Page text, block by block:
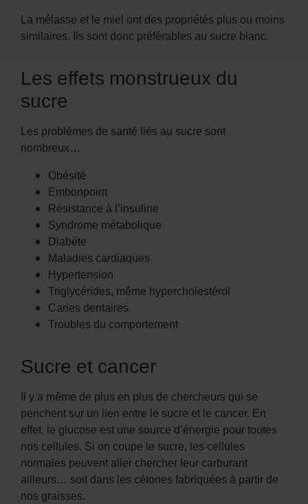
La mélasse et le miel ont des propriétés plus ou moins
similaires. Ils sont donc préférables au sucre blanc.
Les effets monstrueux du
sucre
Les problèmes de santé liés au sucre sont
nombreux…
Obésité
Embonpoint
Résistance à l’insuline
Syndrome métabolique
Diabète
Maladies cardiaques
Hypertension
Triglycérides, même hypercholestérol
Caries dentaires
Troubles du comportement
Sucre et cancer
Il y a même de plus en plus de chercheurs qui se
penchent sur un lien entre le sucre et le cancer. En
effet, le glucose est une source d’énergie pour toutes
nos cellules. Si on coupe le sucre, les cellules
normales peuvent aller chercher leur carburant
ailleurs… soit dans les cétones fabriquées à partir de
nos graisses.